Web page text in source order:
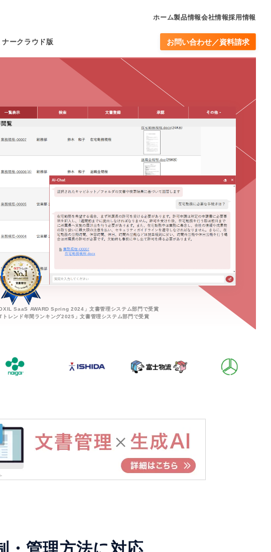
ホーム製品情報会社情報採用情報
ナークラウド版 お問い合わせ／資料請求
SaaS AWARD Spring 2024」文書管理システム部門で受賞
レンド年間ランキング2025」文書管理システム部門で受賞